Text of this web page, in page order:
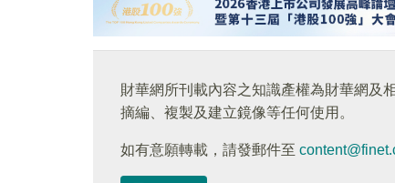
財華網所刊載內容之知識產權為財華網及
摘編、複製及建立鏡像等任何使用。
如有意願轉載，請發郵件至